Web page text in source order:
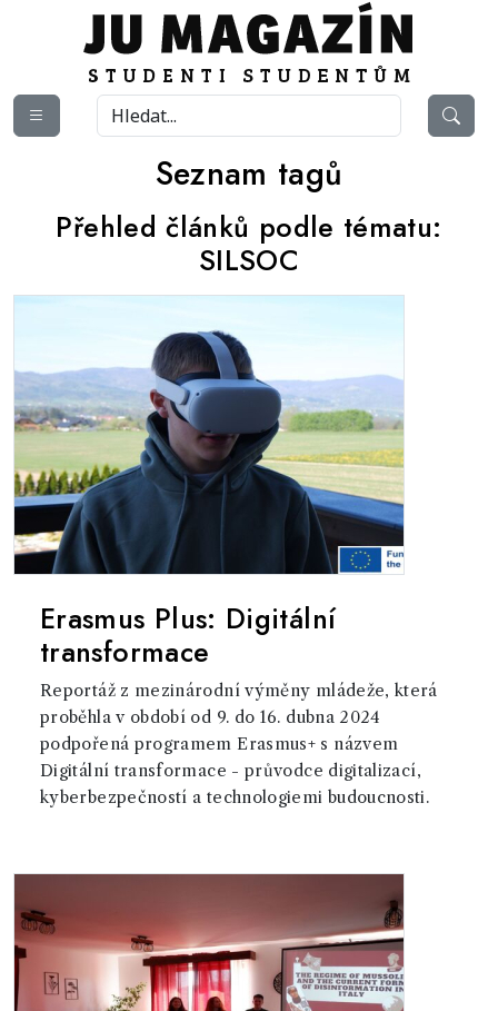
Seznam tagů
Přehled článků podle tématu:
SILSOC
Erasmus Plus: Digitální
transformace
Reportáž z mezinárodní výměny mládeže, která
proběhla v období od 9. do 16. dubna 2024
podpořená programem Erasmus+ s názvem
Digitální transformace - průvodce digitalizací,
kyberbezpečností a technologiemi budoucnosti.